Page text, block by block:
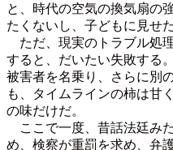
と、時代の空気の換気扇の
たくないし、子どもに見せ
ただ、現実のトラブル処
すると、だいたい失敗する
被害者を名乗り、さらに別
も、タイムラインの柿は甘
の味だけだ。
ここで一度、昔話法廷み
め、検察が重罰を求め、弁